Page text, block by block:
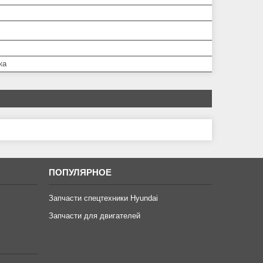
ПОПУЛЯРНОЕ
Запчасти спецтехники Hyundai
Запчасти для двигателей